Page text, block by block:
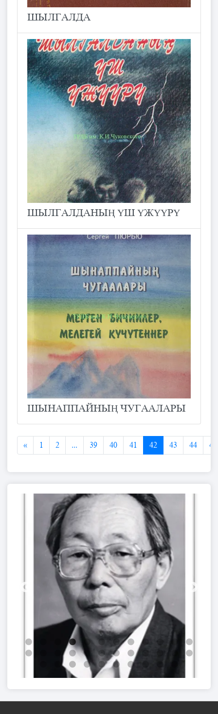
ШЫЛГАЛДА
ШЫЛГАЛДАНЫҢ ΥШ ΥЖΥΥРΥ
ШЫНАППАЙНЫҢ ЧУГААЛАРЫ
« 1 2 ... 39 40 41 42 43 44 45